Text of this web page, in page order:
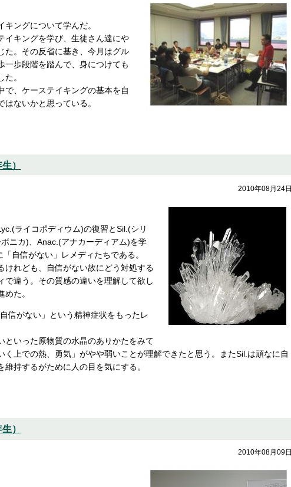
ングについて学んだ。
イキングを学び、生徒さん達にや
た。その反省に基き、今月はグル
一歩段階を踏んで、身につけても
。
で、ケーステイキングの基本を自
ないかと思っている。
）
2010年08月24日
ライコポディウム)の復習とSil.(シリ
ニカ)、Anac.(アナカーディアム)を学
自信がない」レメディたちである。
けれども、自信がない故にどう対処する
で違う。その質感の違いを理解して欲し
た。
信がない」という精神症状をもったレ
といった原物質の水晶のありかたをみて
く上での熱、勇気」がやや弱いことが理解できたと思う。またSil.は頑なに自
持するがために人の目を気にする。
）
2010年08月09日